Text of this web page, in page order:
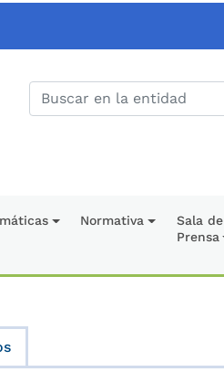
Normativa
Sala de
Prensa